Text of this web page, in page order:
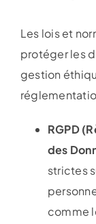
Les lois et
protéger les
gestion
RGPD
des
strictes
comme